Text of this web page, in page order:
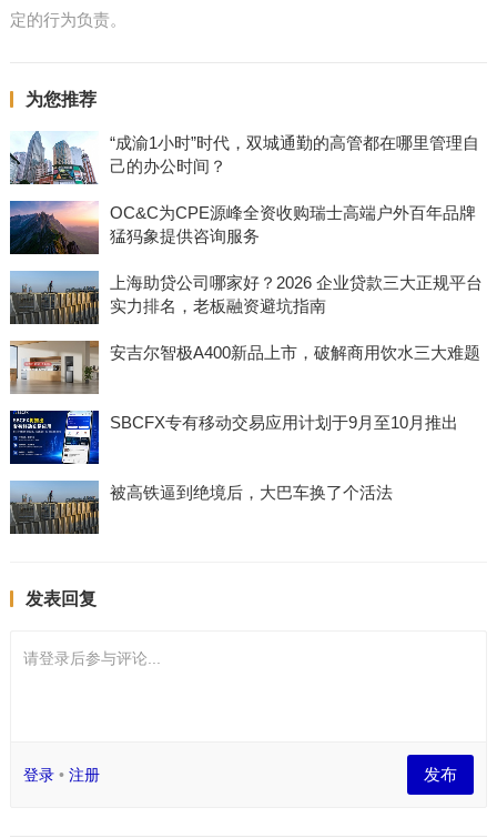
定的行为负责。
为您推荐
“成渝1小时”时代，双城通勤的高管都在哪里管理自
己的办公时间？
OC&C为CPE源峰全资收购瑞士高端户外百年品牌
猛犸象提供咨询服务
上海助贷公司哪家好？2026 企业贷款三大正规平台
实力排名，老板融资避坑指南
安吉尔智极A400新品上市，破解商用饮水三大难题
SBCFX专有移动交易应用计划于9月至10月推出
被高铁逼到绝境后，大巴车换了个活法
发表回复
请登录后参与评论...
登录• 注册 发布